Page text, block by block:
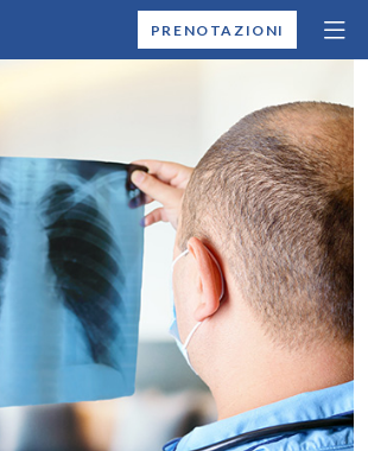
PRENOTAZIONI